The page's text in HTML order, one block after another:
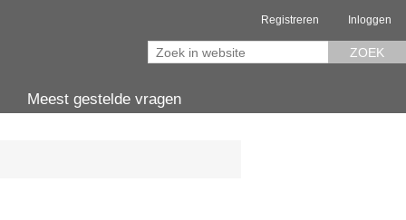
Registreren Inloggen
ZOEK
Meest gestelde vragen